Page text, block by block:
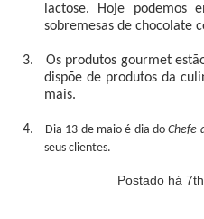
lactose. Hoje podemos
sobremesas de chocolate
3. Os produtos gourmet
dispõe de produtos da
mais.
4. Dia 13 de maio é dia doChefe
seus clientes.
Postado há